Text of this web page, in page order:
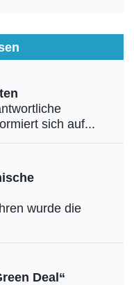
sich auf...
wurde die
Deal“